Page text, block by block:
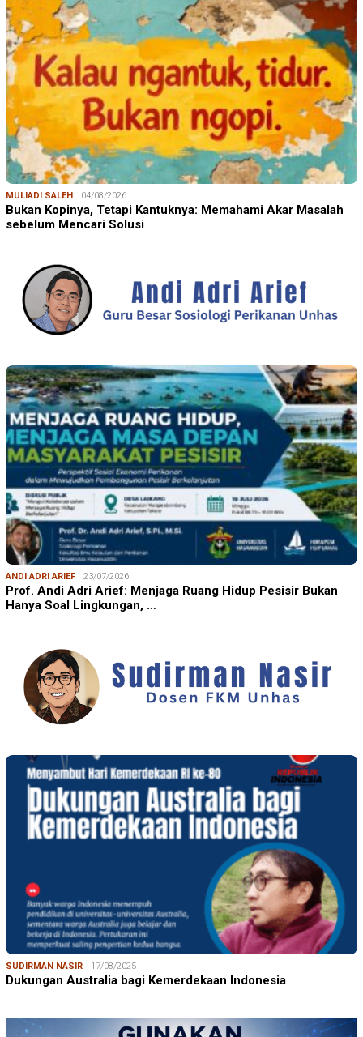
MULIADI SALEH 04/08/2026
Bukan Kopinya, Tetapi Kantuknya: Memahami Akar Masalah
sebelum Mencari Solusi
ANDI ADRI ARIEF 23/07/2026
Prof. Andi Adri Arief: Menjaga Ruang Hidup Pesisir Bukan
Hanya Soal Lingkungan, …
SUDIRMAN NASIR 17/08/2025
Dukungan Australia bagi Kemerdekaan Indonesia